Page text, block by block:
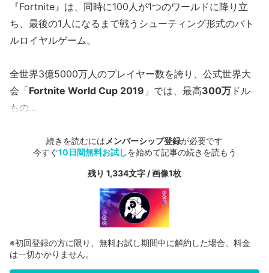
『Fortnite』は、同時に100人が1つのワールドに降り立
ち、最後の1人になるまで戦うシューティング形式のバト
ルロイヤルゲーム。
全世界3億5000万人のプレイヤー数を誇り、公式世界大
会「Fortnite World Cup 2019 」では、最高300万 ドル
もの...
続きを読むには メンバーシップ登録が必要です
今すぐ10日間無料お試しを始めて記事の続きを読もう
残り 1,334文字 / 画像1枚
※初回登録の方に限り、無料お試し期間中に解約した場合、料金
は一切かかりません。